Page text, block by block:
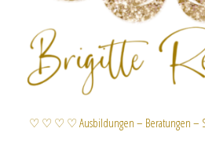
♡ ♡ ♡ ♡ Ausbildungen – Beratungen